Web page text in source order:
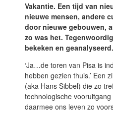
Vakantie. Een tijd van
nieuwe mensen, andere
door nieuwe gebouwen,
zo was het.
bekeken en geanalyseerd.
‘Ja…de toren van Pisa is
hebben gezien thuis.’ Een
(aka Hans Sibbel) die zo
technologische
daarmee ons leven zo